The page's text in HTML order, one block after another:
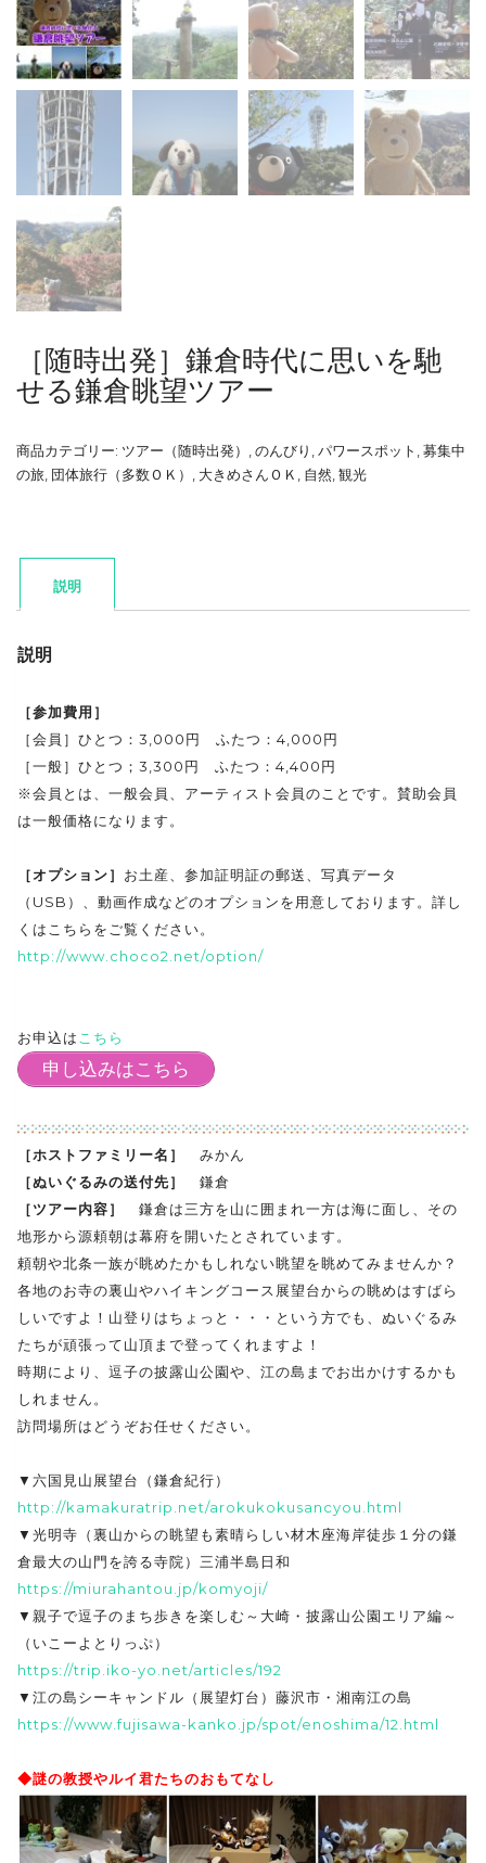
［随時出発］鎌倉時代に思いを馳
せる鎌倉眺望ツアー
商品カテゴリー: ツアー（随時出発） のんびり パワースポット 募集中
の旅 団体旅行（多数ＯＫ） 大きめさんＯＫ 自然 観光
説明
説明
［参加費用］
［会員］ひとつ：3,000円 ふたつ：4,000円
［一般］ひとつ；3,300円 ふたつ：4,400円
※会員とは、一般会員、アーティスト会員のことです。賛助会員
は一般価格になります。
［オプション］ お土産、参加証明証の郵送、写真データ
（USB）、動画作成などのオプションを用意しております。詳し
くはこちらをご覧ください。
http://www.choco2.net/option/
お申込は こちら
申し込みはこちら
［ホストファミリー名］
みかん
［ぬいぐるみの送付先］
鎌倉
［ツアー内容］
鎌倉は三方を山に囲まれ一方は海に面し、その
地形から源頼朝は幕府を開いたとされています。
頼朝や北条一族が眺めたかもしれない眺望を眺めてみませんか？
各地のお寺の裏山やハイキングコース展望台からの眺めはすばら
しいですよ！山登りはちょっと・・・という方でも、ぬいぐるみ
たちが頑張って山頂まで登ってくれますよ！
時期により、逗子の披露山公園や、江の島までお出かけするかも
しれません。
訪問場所はどうぞお任せください。
▼六国見山展望台（鎌倉紀行）
http://kamakuratrip.net/arokukokusancyou.html
▼光明寺（裏山からの眺望も素晴らしい材木座海岸徒歩１分の鎌
倉最大の山門を誇る寺院）三浦半島日和
https://miurahantou.jp/komyoji/
▼親子で逗子のまち歩きを楽しむ～大崎・披露山公園エリア編～
（いこーよとりっぷ）
https://trip.iko-yo.net/articles/192
▼江の島シーキャンドル（展望灯台）藤沢市・湘南江の島
https://www.fujisawa-kanko.jp/spot/enoshima/12.html
◆謎の教授やルイ君たちのおもてなし